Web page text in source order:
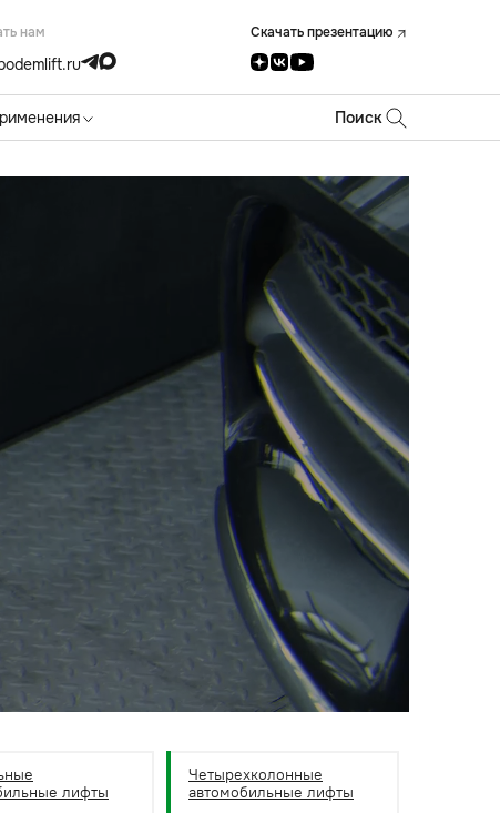
нам Скачать презентацию
Поиск
лифты
Четырехколонные
автомобильные лифты